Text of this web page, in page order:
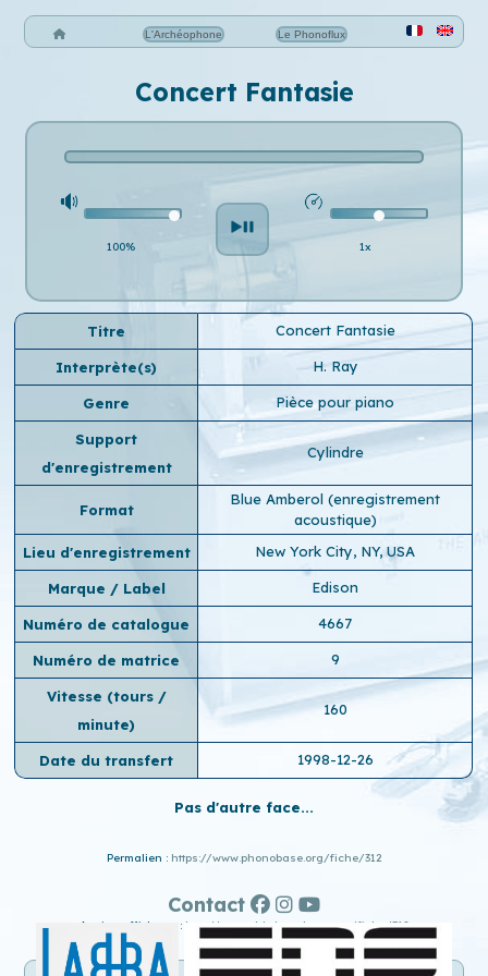
L'Archéophone Le Phonoflux
Concert Fantasie
100% 1x
Titre Concert Fantasie
Interprète(s) H. Ray
Genre Pièce pour piano
Support
d'enregistrement
Cylindre
Format
Blue Amberol (enregistrement
acoustique)
Lieu d'enregistrement
New York City, NY, USA
Marque / Label Edison
Numéro de catalogue 4667
Numéro de matrice 9
Vitesse (tours /
minute)
160
Date du transfert 1998-12-26
Pas d'autre face...
Permalien : https://www.phonobase.org/fiche/312
Ancien affichage : http://www.old.phonobase.org/fiche/312
Contact